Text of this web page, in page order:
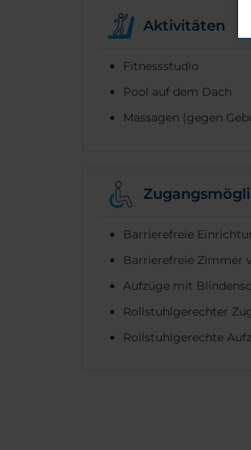
Aktivitäten
Fitnessstudio
Pool auf dem Dach
Massagen (gegen
Barrierefreie
Barrierefreie Zimmer
Aufzüge mit
Rollstuhlgerechter
Rollstuhlgerechte